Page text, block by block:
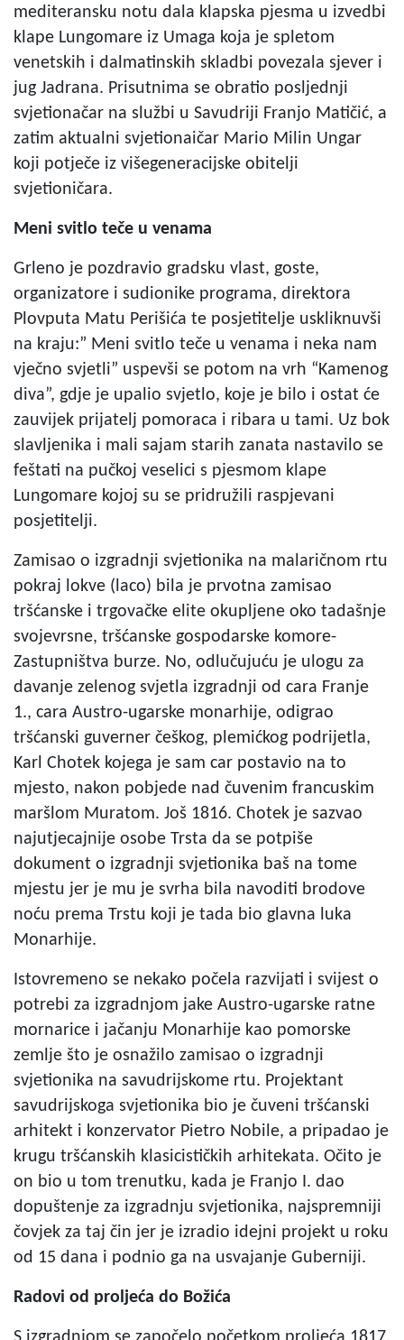
mediteransku notu dala klapska pjesma u izvedbi
klape Lungomare iz Umaga koja je spletom
venetskih i dalmatinskih skladbi povezala sjever i
jug Jadrana. Prisutnima se obratio posljednji
svjetionačar na službi u Savudriji Franjo Matičić, a
zatim aktualni svjetionaičar Mario Milin Ungar
koji potječe iz višegeneracijske obitelji
svjetioničara.
Meni svitlo teče u venama
Grleno je pozdravio gradsku vlast, goste,
organizatore i sudionike programa, direktora
Plovputa Matu Perišića te posjetitelje uskliknuvši
na kraju:” Meni svitlo teče u venama i neka nam
vječno svjetli” uspevši se potom na vrh “Kamenog
diva”, gdje je upalio svjetlo, koje je bilo i ostat će
zauvijek prijatelj pomoraca i ribara u tami. Uz bok
slavljenika i mali sajam starih zanata nastavilo se
feštati na pučkoj veselici s pjesmom klape
Lungomare kojoj su se pridružili raspjevani
posjetitelji.
Zamisao o izgradnji svjetionika na malaričnom rtu
pokraj lokve (laco) bila je prvotna zamisao
tršćanske i trgovačke elite okupljene oko tadašnje
svojevrsne, tršćanske gospodarske komore-
Zastupništva burze. No, odlučujuću je ulogu za
davanje zelenog svjetla izgradnji od cara Franje
1., cara Austro-ugarske monarhije, odigrao
tršćanski guverner češkog, plemićkog podrijetla,
Karl Chotek kojega je sam car postavio na to
mjesto, nakon pobjede nad čuvenim francuskim
maršlom Muratom. Još 1816. Chotek je sazvao
najutjecajnije osobe Trsta da se potpiše
dokument o izgradnji svjetionika baš na tome
mjestu jer je mu je svrha bila navoditi brodove
noću prema Trstu koji je tada bio glavna luka
Monarhije.
Istovremeno se nekako počela razvijati i svijest o
potrebi za izgradnjom jake Austro-ugarske ratne
mornarice i jačanju Monarhije kao pomorske
zemlje što je osnažilo zamisao o izgradnji
svjetionika na savudrijskome rtu. Projektant
savudrijskoga svjetionika bio je čuveni tršćanski
arhitekt i konzervator Pietro Nobile, a pripadao je
krugu tršćanskih klasicističkih arhitekata. Očito je
on bio u tom trenutku, kada je Franjo I. dao
dopuštenje za izgradnju svjetionika, najspremniji
čovjek za taj čin jer je izradio idejni projekt u roku
od 15 dana i podnio ga na usvajanje Guberniji.
Radovi od proljeća do Božića